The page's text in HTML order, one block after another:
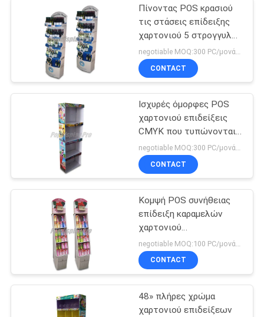
PRIVACY
POLICY
Επίδειξη γάντζων
χαρτονιού
Χαρτόνι Εμφάνιση
παλέτας
επίδειξη ραφιών
χαρτονιού
33
Πίνοντας POS κρασιού
τις στάσεις επίδειξης
χαρτονιού 5 στρογγυλή
ασημένια ψεύτικη βάση
ραφιών
CONTACT
Ισχυρές όμορφες POS
χαρτονιού επιδείξεις
CMYK που τυπώνονται
με 4 επίπεδα ράφια
CONTACT
Κομψή POS συνήθειας
επίδειξη καραμελών
χαρτονιού
ανακυκλώσιμη με 3
σειρές
CONTACT
48» πλήρες χρώμα
χαρτονιού επιδείξεων